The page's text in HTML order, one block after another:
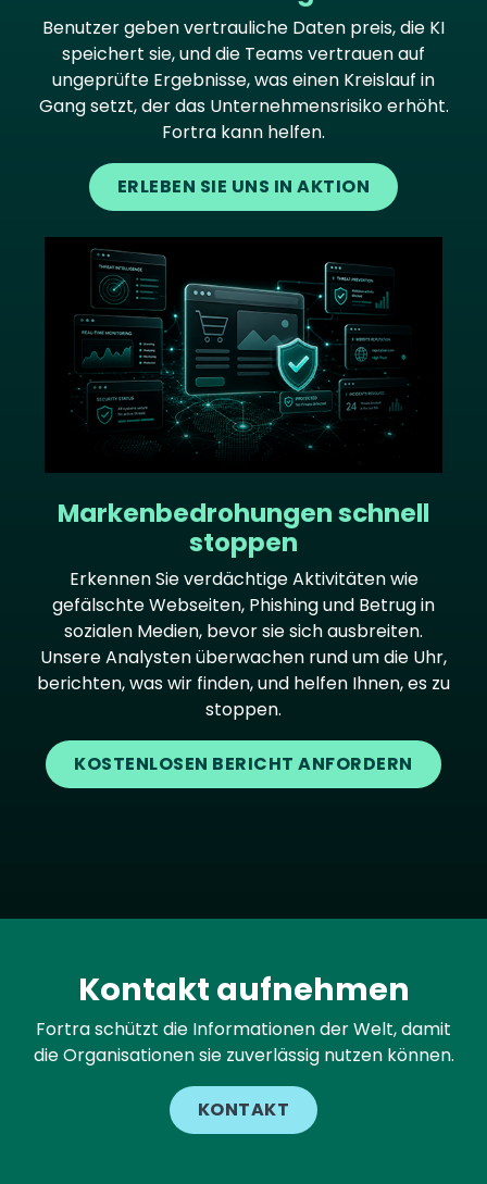
Benutzer geben vertrauliche Daten preis, die KI
speichert sie, und die Teams vertrauen auf
ungeprüfte Ergebnisse, was einen Kreislauf in
Gang setzt, der das Unternehmensrisiko erhöht.
Fortra kann helfen.
ERLEBEN SIE UNS IN AKTION
Markenbedrohungen schnell
stoppen
Erkennen Sie verdächtige Aktivitäten wie
gefälschte Webseiten, Phishing und Betrug in
sozialen Medien, bevor sie sich ausbreiten.
Unsere Analysten überwachen rund um die Uhr,
berichten, was wir finden, und helfen Ihnen, es zu
stoppen.
KOSTENLOSEN BERICHT ANFORDERN
Kontakt aufnehmen
Fortra schützt die Informationen der Welt, damit
die Organisationen sie zuverlässig nutzen können.
KONTAKT